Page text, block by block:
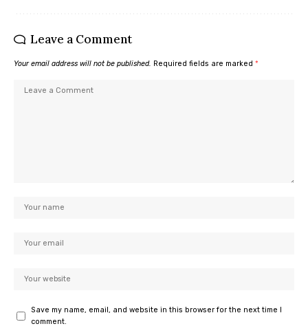
Leave a Comment
Your email address will not be published. Required fields are marked *
Save my name, email, and website in this browser for the next time I
comment.